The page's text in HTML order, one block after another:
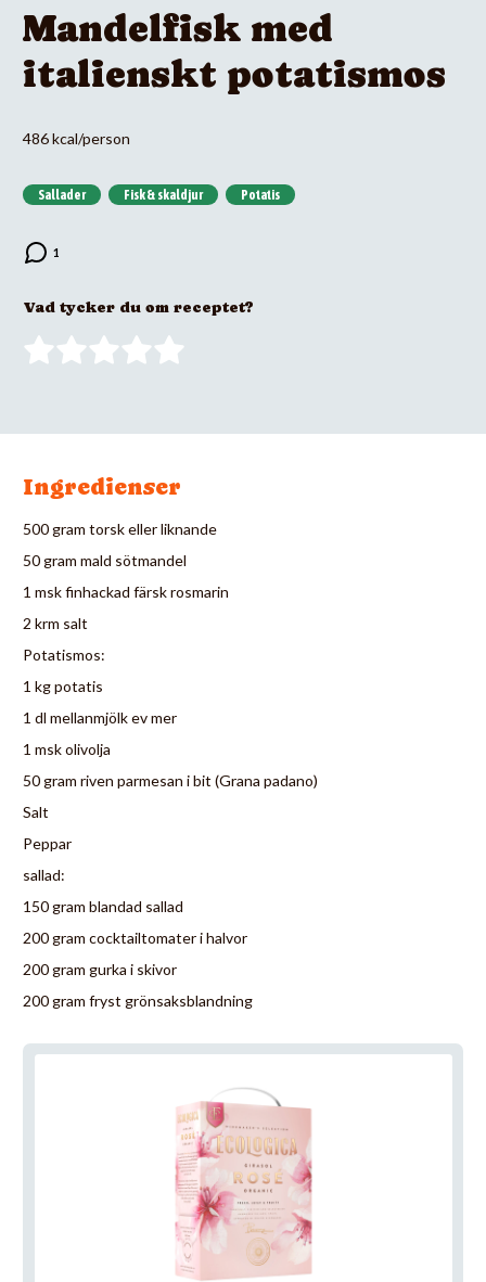
Mandelfisk med
italienskt potatismos
486 kcal/person
Sallader Fisk & skaldjur Potatis
Vad tycker du om receptet?
Ingredienser
500 gram torsk eller liknande
50 gram mald sötmandel
1 msk finhackad färsk rosmarin
2 krm salt
Potatismos:
1 kg potatis
1 dl mellanmjölk ev mer
1 msk olivolja
50 gram riven parmesan i bit (Grana padano)
Salt
Peppar
sallad:
150 gram blandad sallad
200 gram cocktailtomater i halvor
200 gram gurka i skivor
200 gram fryst grönsaksblandning